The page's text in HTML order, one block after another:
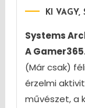
KI VAGY,
Systems
A
(Már csak)
érzelmi
művészet, a